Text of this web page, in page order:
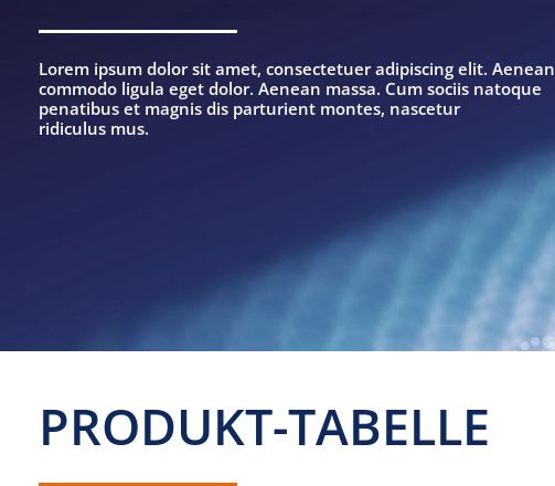
Lorem ipsum dolor sit amet, consectetuer adipiscing elit. Aenean
commodo ligula eget dolor. Aenean massa. Cum sociis natoque
penatibus et magnis dis parturient montes, nascetur
ridiculus mus.
PRODUKT-TABELLE